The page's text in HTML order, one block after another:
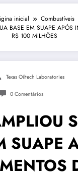
inicial
Combustíveis
BASE EM SUAPE APÓS
R$ 100 MILHÕES
Texas Oiltech Laboratories
0 Comentários
SUAPE